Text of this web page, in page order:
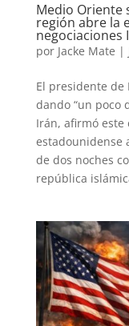
Medio Oriente
región abre la
negociaciones
por Jacke Mate |
El presidente de
dando “un poco
Irán, afirmó
estadounidense
de dos noches
república